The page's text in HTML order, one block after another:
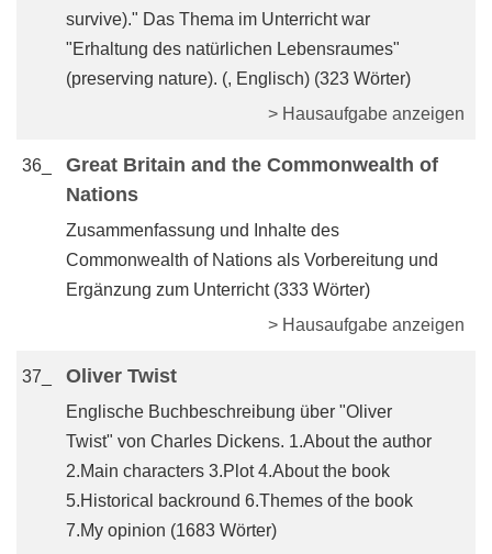
survive)." Das Thema im Unterricht war
"Erhaltung des natürlichen Lebensraumes"
(preserving nature). (, Englisch) (323 Wörter)
> Hausaufgabe anzeigen
36_
Great Britain and the Commonwealth of
Nations
Zusammenfassung und Inhalte des
Commonwealth of Nations als Vorbereitung und
Ergänzung zum Unterricht (333 Wörter)
> Hausaufgabe anzeigen
37_ Oliver Twist
Englische Buchbeschreibung über "Oliver
Twist" von Charles Dickens. 1.About the author
2.Main characters 3.Plot 4.About the book
5.Historical backround 6.Themes of the book
7.My opinion (1683 Wörter)